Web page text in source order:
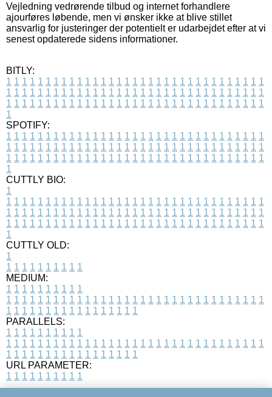
Vejledning vedrørende tilbud og internet forhandlere
ajourføres løbende, men vi ønsker ikke at blive stillet
ansvarlig for justeringer der potentielt er udarbejdet efter at vi
senest opdaterede sidens informationer.
BITLY:
1 1 1 1 1 1 1 1 1 1 1 1 1 1 1 1 1 1 1 1 1 1 1 1 1 1 1 1 1 1 1 1 1
1 1 1 1 1 1 1 1 1 1 1 1 1 1 1 1 1 1 1 1 1 1 1 1 1 1 1 1 1 1 1 1 1
1 1 1 1 1 1 1 1 1 1 1 1 1 1 1 1 1 1 1 1 1 1 1 1 1 1 1 1 1 1 1 1 1
1
SPOTIFY:
1 1 1 1 1 1 1 1 1 1 1 1 1 1 1 1 1 1 1 1 1 1 1 1 1 1 1 1 1 1 1 1 1
1 1 1 1 1 1 1 1 1 1 1 1 1 1 1 1 1 1 1 1 1 1 1 1 1 1 1 1 1 1 1 1 1
1 1 1 1 1 1 1 1 1 1 1 1 1 1 1 1 1 1 1 1 1 1 1 1 1 1 1 1 1 1 1 1 1
1
CUTTLY BIO:
1
1 1 1 1 1 1 1 1 1 1 1 1 1 1 1 1 1 1 1 1 1 1 1 1 1 1 1 1 1 1 1 1 1
1 1 1 1 1 1 1 1 1 1 1 1 1 1 1 1 1 1 1 1 1 1 1 1 1 1 1 1 1 1 1 1 1
1 1 1 1 1 1 1 1 1 1 1 1 1 1 1 1 1 1 1 1 1 1 1 1 1 1 1 1 1 1 1 1 1
1
CUTTLY OLD:
1
1 1 1 1 1 1 1 1 1 1
MEDIUM:
1 1 1 1 1 1 1 1 1 1
1 1 1 1 1 1 1 1 1 1 1 1 1 1 1 1 1 1 1 1 1 1 1 1 1 1 1 1 1 1 1 1 1
1 1 1 1 1 1 1 1 1 1 1 1 1 1 1 1 1
PARALLELS:
1 1 1 1 1 1 1 1 1 1
1 1 1 1 1 1 1 1 1 1 1 1 1 1 1 1 1 1 1 1 1 1 1 1 1 1 1 1 1 1 1 1 1
1 1 1 1 1 1 1 1 1 1 1 1 1 1 1 1 1
URL PARAMETER:
1 1 1 1 1 1 1 1 1 1